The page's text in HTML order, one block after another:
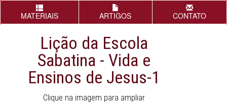
MATERIAIS ARTIGOS CONTATO
Lição da Escola
Sabatina - Vida e
Ensinos de Jesus-1
Clique na imagem para ampliar